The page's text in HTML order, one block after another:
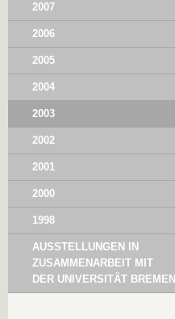
2007
2006
2005
2004
2003
2002
2001
2000
1998
AUSSTELLUNGEN IN
ZUSAMMENARBEIT MIT
DER UNIVERSITÄT BREMEN